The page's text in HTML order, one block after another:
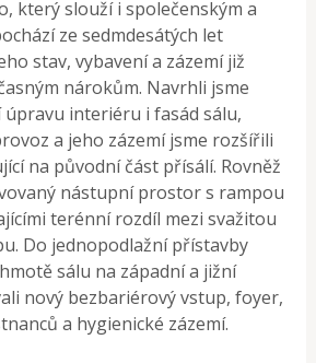
který slouží i společenským a
ze sedmdesátých let
stav, vybavení a zázemí již
nárokům. Navrhli jsme
interiéru i fasád sálu,
a jeho zázemí jsme rozšířili
na původní část přísálí. Rovněž
nástupní prostor s rampou
terénní rozdíl mezi svažitou
Do jednopodlažní přístavby
sálu na západní a jižní
nový bezbariérový vstup, foyer,
a hygienické zázemí.